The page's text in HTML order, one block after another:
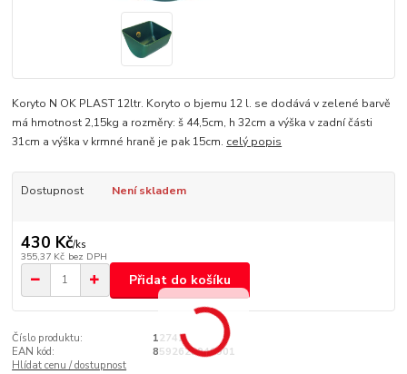
Koryto N OK PLAST 12ltr. Koryto o bjemu 12 l. se dodává v zelené barvě
má hmotnost 2,15kg a rozměry: š 44,5cm, h 32cm a výška v zadní části
31cm a výška v krmné hraně je pak 15cm. celý popis
Dostupnost Není skladem
430 Kč/ks
355,37 Kč bez DPH
Přidat do košíku
Číslo produktu:
12742
EAN kód:
8592628046901
Hlídat cenu / dostupnost